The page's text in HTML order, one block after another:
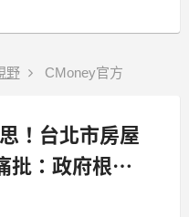
野 CMoney官方
！台北市房屋
批：政府根本